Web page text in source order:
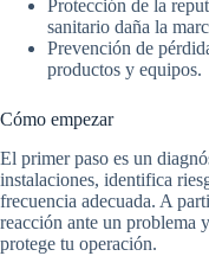
Protección de la
sanitario daña la
Prevención de
productos y equipos.
Cómo empezar
El primer paso es un
instalaciones, identifica
frecuencia adecuada. A
reacción ante un problema
protege tu operación.